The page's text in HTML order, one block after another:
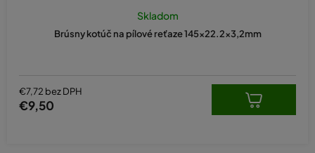
Brúsny kotúč na pílové reťaze 145x22.2x3,2mm
Skladom
€7,72 bez DPH
€9,50